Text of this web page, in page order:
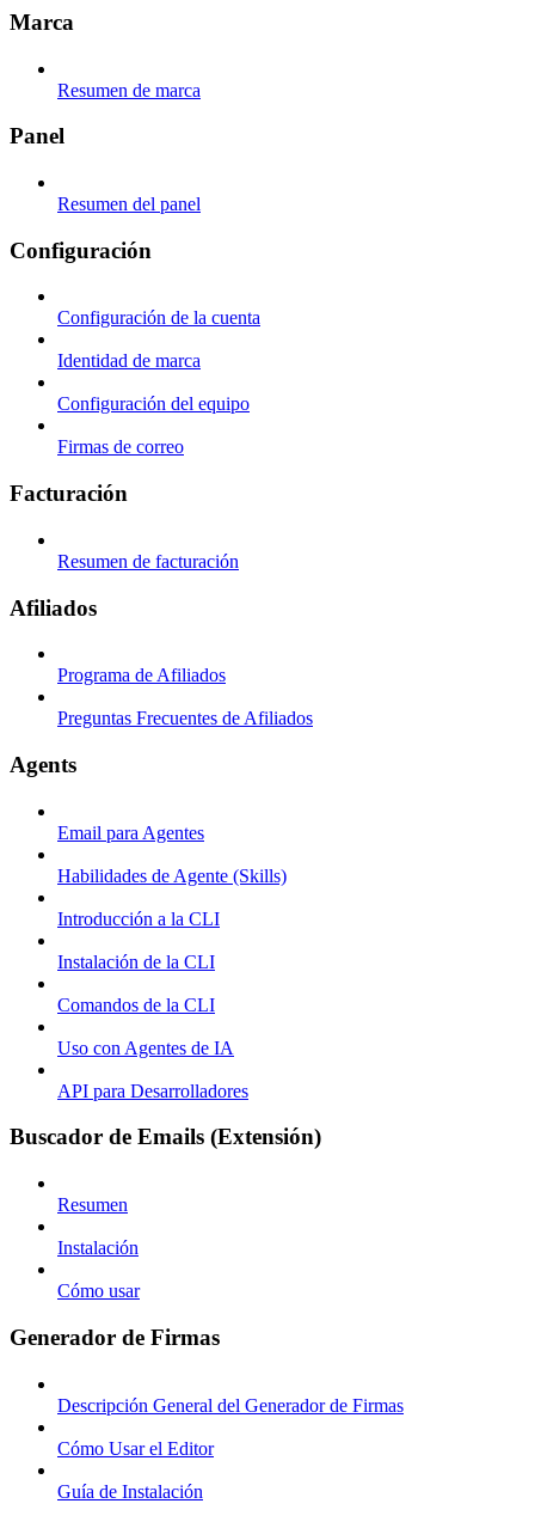
Marca
Resumen de marca
Panel
Resumen del panel
Configuración
Configuración de la cuenta
Identidad de marca
Configuración del equipo
Firmas de correo
Facturación
Resumen de facturación
Afiliados
Programa de Afiliados
Preguntas Frecuentes de Afiliados
Agents
Email para Agentes
Habilidades de Agente (Skills)
Introducción a la CLI
Instalación de la CLI
Comandos de la CLI
Uso con Agentes de IA
API para Desarrolladores
Buscador de Emails (Extensión)
Resumen
Instalación
Cómo usar
Generador de Firmas
Descripción General del Generador de Firmas
Cómo Usar el Editor
Guía de Instalación